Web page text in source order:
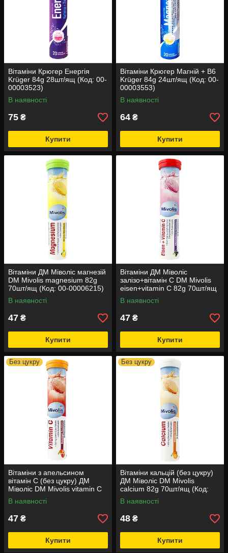
Вітаміни Крюгер Енергія
Krüger 84g 28шт/ящ (Код: 00-
00003523)
В наявності
75 ₴
Купити
Вітаміни Крюгер Магній + В6
Krüger 84g 24шт/ящ (Код: 00-
00003553)
В наявності
64 ₴
Купити
Вітаміни ДМ Міволіс магнезій
DM Mivolis magnesium 82g
70шт/ящ (Код: 00-00006215)
В наявності
47 ₴
Купити
Вітаміни ДМ Міволіс
залізо+вітамін С DM Mivolis
eisen+vitamin C 82g 70шт/ящ
(Код: 00-00006217)
В наявності
47 ₴
Купити
Без цукру
Вітаміни з апельсином
вітамін С (без цукру) ДМ
Міволіс DM Mivolis vitamin C
82g 70шт/ящ (Код: 00-
00006218)
В наявності
47 ₴
Купити
Без цукру
Вітаміни кальцій (без цукру)
ДМ Міволіс DM Mivolis
calcium 82g 70шт/ящ (Код:
00-00006219)
В наявності
48 ₴
Купити